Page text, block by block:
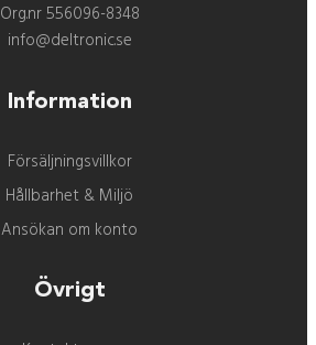
Org.nr 556096-8348
info@deltronic.se
Information
Försäljningsvillkor
Hållbarhet & Miljö
Ansökan om konto
Övrigt